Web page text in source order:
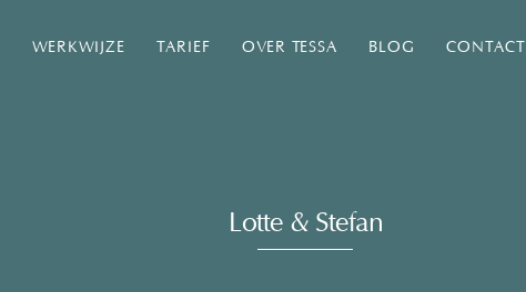
WERKWIJZE TARIEF OVER TESSA BLOG CONTACT
Lotte & Stefan